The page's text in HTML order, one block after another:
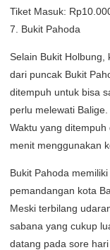
Tiket Masuk:
7. Bukit Pahoda
Selain Bukit Holbung,
dari puncak Bukit
ditempuh untuk bisa
perlu melewati
Waktu yang
menit menggunakan
Bukit Pahoda
pemandangan kota
Meski terbilang
sabana yang cukup
datang pada sore